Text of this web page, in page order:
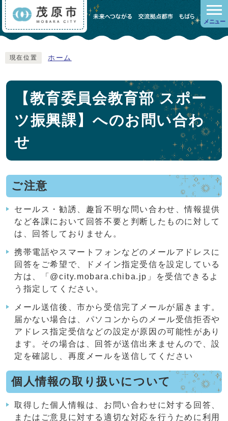
メニュー
現在位置 ホーム
【教育委員会教育部 スポー
ツ振興課】へのお問い合わ
せ
ご注意
セールス・勧誘、趣旨不明な問い合わせ、情報提供
など各課において回答不要と判断したものに対して
は、回答しておりません。
携帯電話やスマートフォンなどのメールアドレスに
回答をご希望で、ドメイン指定受信を設定している
方は、「@city.mobara.chiba.jp」を受信できるよ
う指定してください。
メール送信後、市から受信完了メールが届きます。
届かない場合は、パソコンからのメール受信拒否や
アドレス指定受信などの設定が原因の可能性があり
ます。その場合は、回答が送信出来ませんので、設
定を確認し、再度メールを送信してください
個人情報の取り扱いについて
取得した個人情報は、お問い合わせに対する回答、
またはご意見に対する適切な対応を行うために利用